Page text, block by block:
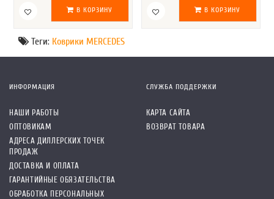
В КОРЗИНУ В КОРЗИНУ
Теги: Коврики MERCEDES
ИНФОРМАЦИЯ
НАШИ РАБОТЫ
ОПТОВИКАМ
АДРЕСА ДИЛЛЕРСКИХ ТОЧЕК
ПРОДАЖ
ДОСТАВКА И ОПЛАТА
ГАРАНТИЙНЫЕ ОБЯЗАТЕЛЬСТВА
ОБРАБОТКА ПЕРСОНАЛЬНЫХ
СЛУЖБА ПОДДЕРЖКИ
КАРТА САЙТА
ВОЗВРАТ ТОВАРА